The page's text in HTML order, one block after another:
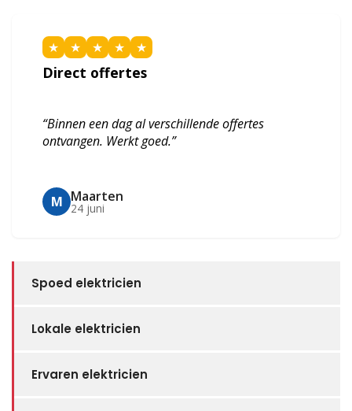
★ ★ ★ ★ ★
Direct offertes
“Binnen een dag al verschillende offertes
ontvangen. Werkt goed.”
M Maarten
24 juni
Spoed elektricien
Lokale elektricien
Ervaren elektricien